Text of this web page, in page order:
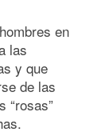
en
las
y que
de las
“rosas”